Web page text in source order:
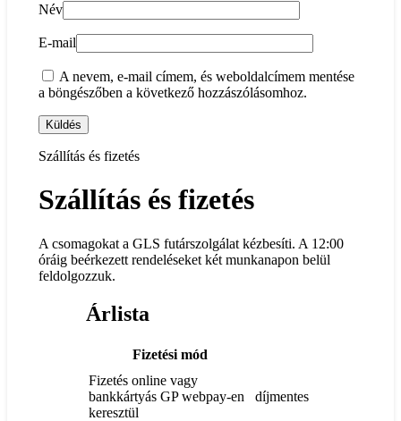
Név
E-mail
A nevem, e-mail címem, és weboldalcímem mentése
a böngészőben a következő hozzászólásomhoz.
Szállítás és fizetés
Szállítás és fizetés
A csomagokat a GLS futárszolgálat kézbesíti. A 12:00
óráig beérkezett rendeléseket két munkanapon belül
feldolgozzuk.
Árlista
Fizetési mód
Fizetés online vagy
bankkártyás GP webpay-en
keresztül
díjmentes